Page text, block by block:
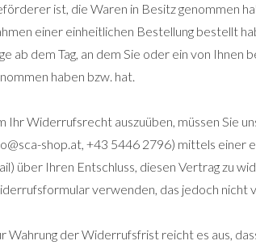
ist, die Waren in Besitz genommen
einer einheitlichen Bestellung bestellt
ab dem Tag, an dem Sie oder ein von
haben bzw. hat.
Ihr Widerrufsrecht auszuüben, müssen Sie
shop.at, +43 5446 2796) mittels einer
über Ihren Entschluss, diesen Vertrag zu
verwenden, das jedoch nicht
Wahrung der Widerrufsfrist reicht es aus,